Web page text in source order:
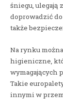
śniegu, ulegają
doprowadzić
także
Na rynku
higieniczne,
wymagających
Takie
innymi w